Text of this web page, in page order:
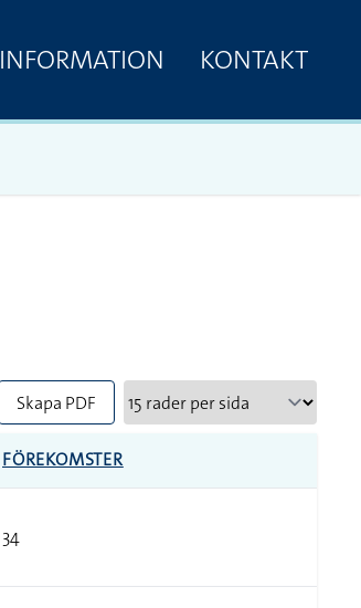
INFORMATION KONTAKT
Skapa PDF
FÖREKOMSTER
34